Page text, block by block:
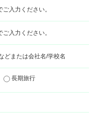
ご入力ください。
ご入力ください。
どまたは会社名/学校名
長期旅行